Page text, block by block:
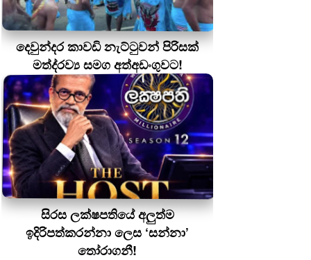
දෙවුන්දර කාවඩි නැට්ටුවන් පිරිසක්
මත්ද‍්‍රව්‍ය සමග අත්අඩංගුවට!
සිරස ලක්ෂපතියේ අලුත්ම
ඉදිරිපත්කරන්නා ලෙස ‘සන්නා’
තෝරාගනී!